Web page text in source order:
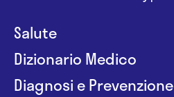
Salute
Dizionario Medico
Diagnosi e Prevenzione